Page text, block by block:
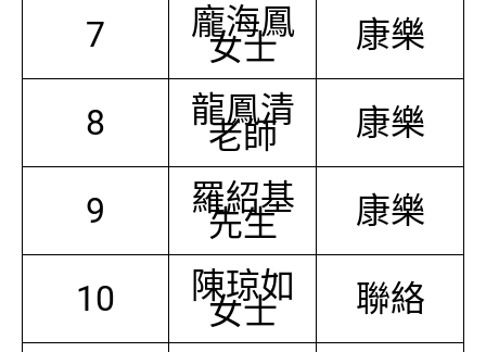
7 龐海鳳
女士 康樂
8 龍鳳清
老師 康樂
9 羅紹基
先生 康樂
10 陳琼如
女士 聯絡